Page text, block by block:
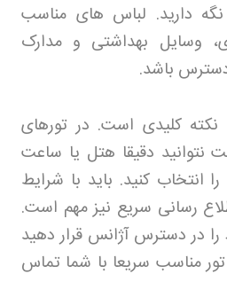
دارید. لباس های مناسب
وسایل بهداشتی و مدارک
باشد.
کلیدی است. در تورهای
دقیقا هتل یا ساعت
انتخاب کنید. باید با شرایط
رسانی سریع نیز مهم است.
در دسترس آژانس قرار دهید
مناسب سریعا با شما تماس